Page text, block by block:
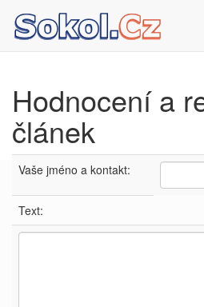
Hodnocení a
článek
Vaše jméno a kontakt:
Text: